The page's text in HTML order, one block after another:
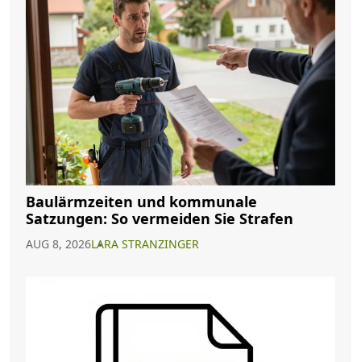
Baulärmzeiten und kommunale
Satzungen: So vermeiden Sie Strafen
AUG 8, 2026LARA STRANZINGER